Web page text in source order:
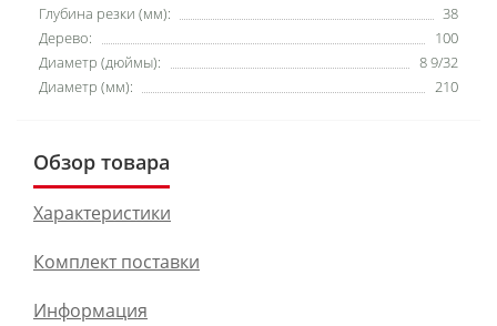
Глубина резки (мм):
38
Дерево:
100
Диаметр (дюймы):
8 9/32
Диаметр (мм):
210
Обзор товара
Характеристики
Комплект поставки
Информация